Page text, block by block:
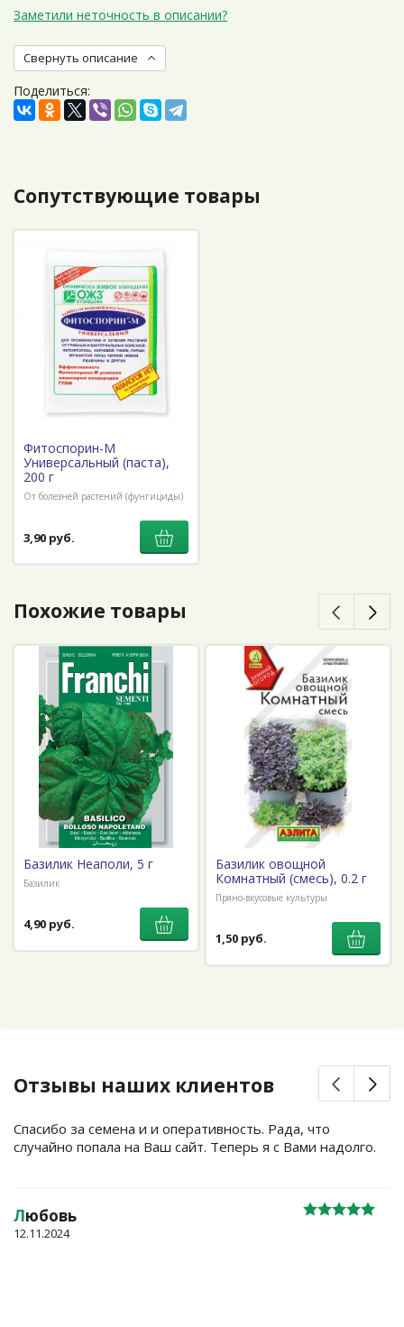
Заметили неточность в описании?
Свернуть описание
Поделиться:
Сопутствующие товары
Фитоспорин-М
Универсальный (паста),
200 г
От болезней растений (фунгициды)
3,90 руб.
Похожие товары
Базилик Неаполи, 5 г
Базилик
4,90 руб.
Базилик овощной
Комнатный (смесь), 0.2 г
Пряно-вкусовые культуры
1,50 руб.
Отзывы наших клиентов
Спасибо за семена и и оперативность. Рада, что
случайно попала на Ваш сайт. Теперь я с Вами надолго.
Любовь
12.11.2024